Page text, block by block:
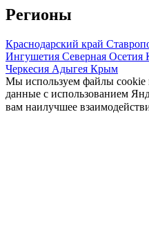
Регионы
Краснодарский край
Ингушетия Северная Осетия
Черкесия Адыгея Крым
Мы используем файлы cookie
данные с использованием
вам наилучшее